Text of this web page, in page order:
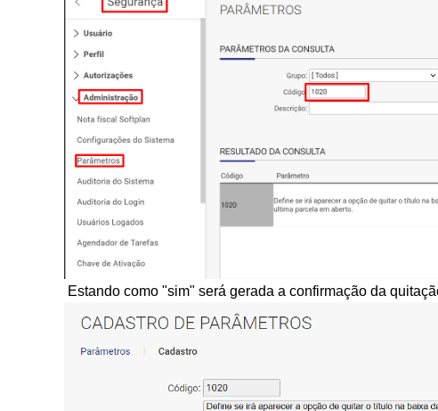
Estando como "sim" será gerada a confirmação da